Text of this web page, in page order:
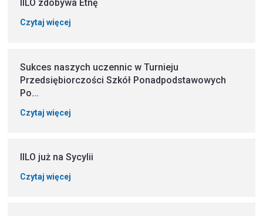
IILO zdobywa Etnę
Czytaj więcej
Sukces naszych uczennic w Turnieju
Przedsiębiorczości Szkół Ponadpodstawowych
Po...
Czytaj więcej
IILO już na Sycylii
Czytaj więcej